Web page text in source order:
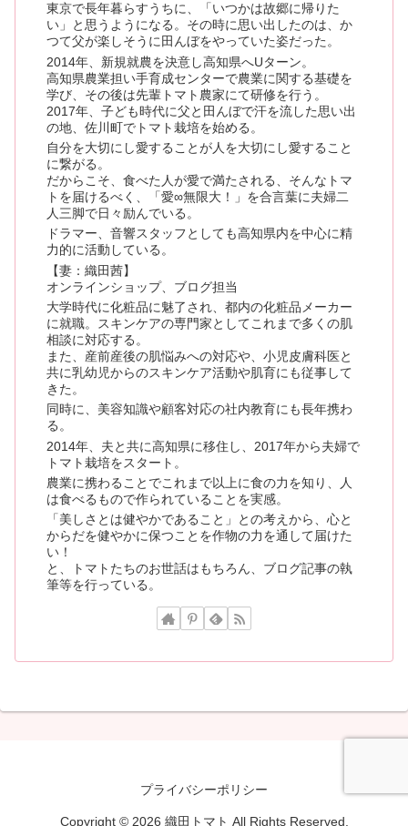
東京で長年暮らすうちに、「いつかは故郷に帰りた
い」と思うようになる。その時に思い出したのは、か
つて父が楽しそうに田んぼをやっていた姿だった。
2014年、新規就農を決意し高知県へUターン。
高知県農業担い手育成センターで農業に関する基礎を
学び、その後は先輩トマト農家にて研修を行う。
2017年、子ども時代に父と田んぼで汗を流した思い出
の地、佐川町でトマト栽培を始める。
自分を大切にし愛することが人を大切にし愛すること
に繋がる。
だからこそ、食べた人が愛で満たされる、そんなトマ
トを届けるべく、「愛∞無限大！」を合言葉に夫婦二
人三脚で日々励んでいる。
ドラマー、音響スタッフとしても高知県内を中心に精
力的に活動している。
【妻：織田茜】
オンラインショップ、ブログ担当
大学時代に化粧品に魅了され、都内の化粧品メーカー
に就職。スキンケアの専門家としてこれまで多くの肌
相談に対応する。
また、産前産後の肌悩みへの対応や、小児皮膚科医と
共に乳幼児からのスキンケア活動や肌育にも従事して
きた。
同時に、美容知識や顧客対応の社内教育にも長年携わ
る。
2014年、夫と共に高知県に移住し、2017年から夫婦で
トマト栽培をスタート。
農業に携わることでこれまで以上に食の力を知り、人
は食べるもので作られていることを実感。
「美しさとは健やかであること」との考えから、心と
からだを健やかに保つことを作物の力を通して届けた
い！
と、トマトたちのお世話はもちろん、ブログ記事の執
筆等を行っている。
プライバシーポリシー
Copyright © 2026 織田トマト All Rights Reserved.